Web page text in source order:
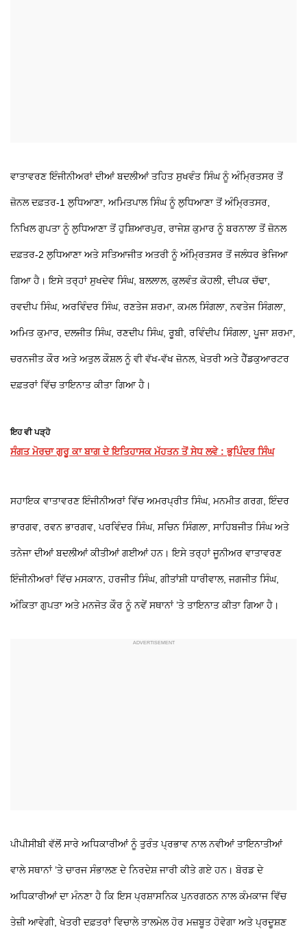
ਵਾਤਾਵਰਣ ਇੰਜੀਨੀਅਰਾਂ ਦੀਆਂ ਬਦਲੀਆਂ ਤਹਿਤ ਸੁਖਵੰਤ ਸਿੰਘ ਨੂੰ ਅੰਮ੍ਰਿਤਸਰ ਤੋਂ
ਜ਼ੋਨਲ ਦਫ਼ਤਰ-1 ਲੁਧਿਆਣਾ, ਅਮਿਤਪਾਲ ਸਿੰਘ ਨੂੰ ਲੁਧਿਆਣਾ ਤੋਂ ਅੰਮ੍ਰਿਤਸਰ,
ਨਿਖਿਲ ਗੁਪਤਾ ਨੂੰ ਲੁਧਿਆਣਾ ਤੋਂ ਹੁਸ਼ਿਆਰਪੁਰ, ਰਾਜੇਸ਼ ਕੁਮਾਰ ਨੂੰ ਬਰਨਾਲਾ ਤੋਂ ਜ਼ੋਨਲ
ਦਫ਼ਤਰ-2 ਲੁਧਿਆਣਾ ਅਤੇ ਸਤਿਆਜੀਤ ਅਤਰੀ ਨੂੰ ਅੰਮ੍ਰਿਤਸਰ ਤੋਂ ਜਲੰਧਰ ਭੇਜਿਆ
ਗਿਆ ਹੈ। ਇਸੇ ਤਰ੍ਹਾਂ ਸੁਖਦੇਵ ਸਿੰਘ, ਬਲਲਾਲ, ਕੁਲਵੰਤ ਕੋਹਲੀ, ਦੀਪਕ ਚੱਢਾ,
ਰਵਦੀਪ ਸਿੰਘ, ਅਰਵਿੰਦਰ ਸਿੰਘ, ਰਣਤੇਜ ਸ਼ਰਮਾ, ਕਮਲ ਸਿੰਗਲਾ, ਨਵਤੇਜ ਸਿੰਗਲਾ,
ਅਮਿਤ ਕੁਮਾਰ, ਦਲਜੀਤ ਸਿੰਘ, ਰਣਦੀਪ ਸਿੰਘ, ਰੂਬੀ, ਰਵਿੰਦੀਪ ਸਿੰਗਲਾ, ਪੂਜਾ ਸ਼ਰਮਾ,
ਚਰਨਜੀਤ ਕੌਰ ਅਤੇ ਅਤੁਲ ਕੌਸ਼ਲ ਨੂੰ ਵੀ ਵੱਖ-ਵੱਖ ਜ਼ੋਨਲ, ਖੇਤਰੀ ਅਤੇ ਹੈੱਡਕੁਆਰਟਰ
ਦਫ਼ਤਰਾਂ ਵਿੱਚ ਤਾਇਨਾਤ ਕੀਤਾ ਗਿਆ ਹੈ।
ਇਹ ਵੀ ਪੜ੍ਹੋ
ਸੰਗਤ ਮੋਰਚਾ ਗੁਰੂ ਕਾ ਬਾਗ ਦੇ ਇਤਿਹਾਸਕ ਮੱਹਤਨ ਤੋਂ ਸੇਧ ਲਵੇ : ਭੁਪਿੰਦਰ ਸਿੰਘ
ਸਹਾਇਕ ਵਾਤਾਵਰਣ ਇੰਜੀਨੀਅਰਾਂ ਵਿੱਚ ਅਮਰਪ੍ਰੀਤ ਸਿੰਘ, ਮਨਮੀਤ ਗਰਗ, ਇੰਦਰ
ਭਾਰਗਵ, ਰਵਨ ਭਾਰਗਵ, ਪਰਵਿੰਦਰ ਸਿੰਘ, ਸਚਿਨ ਸਿੰਗਲਾ, ਸਾਹਿਬਜੀਤ ਸਿੰਘ ਅਤੇ
ਤਨੇਜਾ ਦੀਆਂ ਬਦਲੀਆਂ ਕੀਤੀਆਂ ਗਈਆਂ ਹਨ। ਇਸੇ ਤਰ੍ਹਾਂ ਜੂਨੀਅਰ ਵਾਤਾਵਰਣ
ਇੰਜੀਨੀਅਰਾਂ ਵਿੱਚ ਮਸਕਾਨ, ਹਰਜੀਤ ਸਿੰਘ, ਗੀਤਾਂਸ਼ੀ ਧਾਰੀਵਾਲ, ਜਗਜੀਤ ਸਿੰਘ,
ਅੰਕਿਤਾ ਗੁਪਤਾ ਅਤੇ ਮਨਜੋਤ ਕੌਰ ਨੂੰ ਨਵੇਂ ਸਥਾਨਾਂ ’ਤੇ ਤਾਇਨਾਤ ਕੀਤਾ ਗਿਆ ਹੈ।
ਪੀਪੀਸੀਬੀ ਵੱਲੋਂ ਸਾਰੇ ਅਧਿਕਾਰੀਆਂ ਨੂੰ ਤੁਰੰਤ ਪ੍ਰਭਾਵ ਨਾਲ ਨਵੀਆਂ ਤਾਇਨਾਤੀਆਂ
ਵਾਲੇ ਸਥਾਨਾਂ ’ਤੇ ਚਾਰਜ ਸੰਭਾਲਣ ਦੇ ਨਿਰਦੇਸ਼ ਜਾਰੀ ਕੀਤੇ ਗਏ ਹਨ। ਬੋਰਡ ਦੇ
ਅਧਿਕਾਰੀਆਂ ਦਾ ਮੰਨਣਾ ਹੈ ਕਿ ਇਸ ਪ੍ਰਸ਼ਾਸਨਿਕ ਪੁਨਰਗਠਨ ਨਾਲ ਕੰਮਕਾਜ ਵਿੱਚ
ਤੇਜ਼ੀ ਆਵੇਗੀ, ਖੇਤਰੀ ਦਫ਼ਤਰਾਂ ਵਿਚਾਲੇ ਤਾਲਮੇਲ ਹੋਰ ਮਜ਼ਬੂਤ ਹੋਵੇਗਾ ਅਤੇ ਪ੍ਰਦੂਸ਼ਣ